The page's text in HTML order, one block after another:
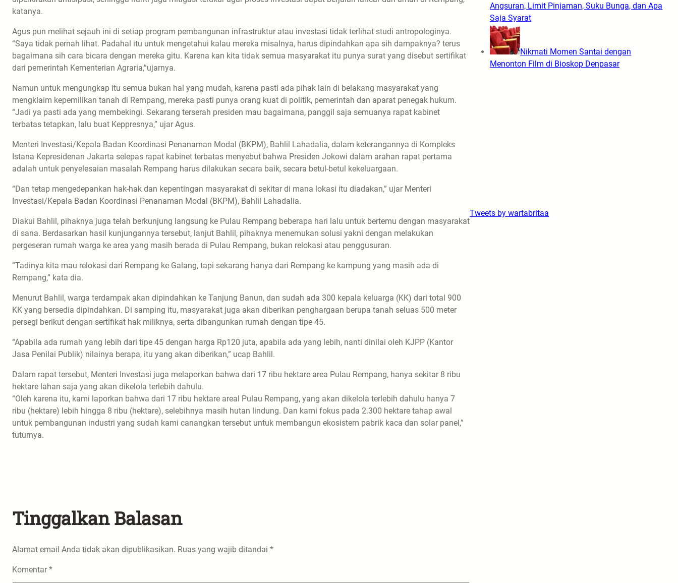
katanya.
Agus pun melihat sejauh ini di setiap program pembangunan infrastruktur atau investasi tidak terlihat studi antropologinya.
“Saya tidak pernah lihat. Padahal itu untuk mengetahui kalau mereka misalnya, harus dipindahkan apa sih dampaknya? terus
bagaimana sih cara bicara dengan mereka gitu. Karena kan kita tidak semua masyarakat itu punya surat yang disebut sertifikat
dari pemerintah Kementerian Agraria,”ujarnya.
Namun untuk mengungkap itu semua bukan hal yang mudah, karena pasti ada pihak lain di belakang masyarakat yang
mengklaim kepemilikan tanah di Rempang, mereka pasti punya orang kuat di politik, pemerintah dan aparat penegak hukum.
“Jadi ya pasti ada yang membekingi. Sekarang terserah presiden mau bagaimana, panggil saja semuanya rapat kabinet
terbatas tetapkan, lalu buat Keppresnya,” ujar Agus.
Menteri Investasi/Kepala Badan Koordinasi Penanaman Modal (BKPM), Bahlil Lahadalia, dalam keterangannya di Kompleks
Istana Kepresidenan Jakarta selepas rapat kabinet terbatas menyebut bahwa Presiden Jokowi dalam arahan rapat pertama
adalah untuk penyelesaian masalah Rempang harus dilakukan secara baik, secara betul-betul kekeluargaan.
“Dan tetap mengedepankan hak-hak dan kepentingan masyarakat di sekitar di mana lokasi itu diadakan,” ujar Menteri
Investasi/Kepala Badan Koordinasi Penanaman Modal (BKPM), Bahlil Lahadalia.
Diakui Bahlil, pihaknya juga telah berkunjung langsung ke Pulau Rempang beberapa hari lalu untuk bertemu dengan masyarakat
di sana. Berdasarkan hasil kunjungannya tersebut, lanjut Bahlil, pihaknya menemukan solusi yakni dengan melakukan
pergeseran rumah warga ke area yang masih berada di Pulau Rempang, bukan relokasi atau penggusuran.
“Tadinya kita mau relokasi dari Rempang ke Galang, tapi sekarang hanya dari Rempang ke kampung yang masih ada di
Rempang,” kata dia.
Menurut Bahlil, warga terdampak akan dipindahkan ke Tanjung Banun, dan sudah ada 300 kepala keluarga (KK) dari total 900
KK yang bersedia dipindahkan. Di samping itu, masyarakat juga akan diberikan penghargaan berupa tanah seluas 500 meter
persegi berikut dengan sertifikat hak miliknya, serta dibangunkan rumah dengan tipe 45.
“Apabila ada rumah yang lebih dari tipe 45 dengan harga Rp120 juta, apabila ada yang lebih, nanti dinilai oleh KJPP (Kantor
Jasa Penilai Publik) nilainya berapa, itu yang akan diberikan,” ucap Bahlil.
Dalam rapat tersebut, Menteri Investasi juga melaporkan bahwa dari 17 ribu hektare area Pulau Rempang, hanya sekitar 8 ribu
hektare lahan saja yang akan dikelola terlebih dahulu.
“Oleh karena itu, kami laporkan bahwa dari 17 ribu hektare areal Pulau Rempang, yang akan dikelola terlebih dahulu hanya 7
ribu (hektare) lebih hingga 8 ribu (hektare), selebihnya masih hutan lindung. Dan kami fokus pada 2.300 hektare tahap awal
untuk pembangunan industri yang sudah kami canangkan tersebut untuk membangun ekosistem pabrik kaca dan solar panel,”
tuturnya.
Tinggalkan Balasan
Alamat email Anda tidak akan dipublikasikan. Ruas yang wajib ditandai *
Komentar*
Angsuran, Limit Pinjaman, Suku Bunga, dan Apa
Saja Syarat
Nikmati Momen Santai dengan
Menonton Film di Bioskop Denpasar
Tweets by wartabritaa